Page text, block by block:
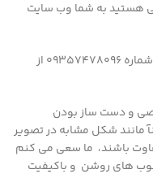
هستید به شما وب سایت
برای اطلاعات بیشتر از طریق دایرکت و یا به شماره 09357478096 از
و دست ساز بودن
مانند شکل مشابه در تصویر
باشند، ما سعی می کنم
های روشن و باکیفیت